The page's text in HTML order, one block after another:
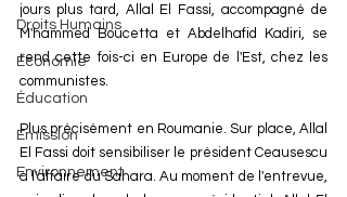
Droits Humains
Économie
Éducation
Émission
Environnement
jours plus tard, Allal El Fassi, accompagné de
M'hammed Boucetta et Abdelhafid Kadiri, se
rend cette fois-ci en Europe de l'Est, chez les
communistes.
Plus précisément en Roumanie. Sur place, Allal
El Fassi doit sensibiliser le président Ceausescu
à l'affaire du Sahara. Au moment de l'entrevue,